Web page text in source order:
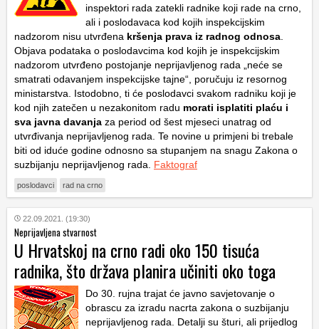
inspektori rada zatekli radnike koji rade na crno,
ali i poslodavaca kod kojih inspekcijskim
nadzorom nisu utvrđena kršenja prava iz radnog odnosa.
Objava podataka o poslodavcima kod kojih je inspekcijskim
nadzorom utvrđeno postojanje neprijavljenog rada „neće se
smatrati odavanjem inspekcijske tajne“, poručuju iz resornog
ministarstva. Istodobno, ti će poslodavci svakom radniku koji je
kod njih zatečen u nezakonitom radu morati isplatiti plaću i
sva javna davanja za period od šest mjeseci unatrag od
utvrđivanja neprijavljenog rada. Te novine u primjeni bi trebale
biti od iduće godine odnosno sa stupanjem na snagu Zakona o
suzbijanju neprijavljenog rada. Faktograf
poslodavci rad na crno
22.09.2021. (19:30)
Neprijavljena stvarnost
U Hrvatskoj na crno radi oko 150 tisuća
radnika, što država planira učiniti oko toga
Do 30. rujna trajat će javno savjetovanje o
obrascu za izradu nacrta zakona o suzbijanju
neprijavljenog rada. Detalji su šturi, ali prijedlog